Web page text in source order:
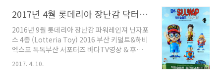
다어글리돌 1차 5종은 현재 출시되었고 ..
비인형 1개 경주카 1개 총2개를 받았습니다장난
게 선물(?)로 제공하고자 합니다 필자는 해피밀
세트 햄버거를 식사겸 맛나게 혼자 먹습니다 먹
고 찍고 선물하고1석 3조의 효과입니다 5월 해피
밀 장난감으로 강월드 반드시 돌아옵니다
2017년 4월 롯데리아 장난감 닥터슬럼프 피규어 4종(Lotteria Toy) 강월드
2016년 9월 롯데리아 장난감 파워레인져 닌자포
스 4종 (Lotteria Toy) 2016 부산 키덜트&하비
엑스포 톡톡부산 서포터즈 바다TV영상 & 후기
2016년 10월 맥도날드 해피밀 핀과 제이크의 어
드벤처 타임 (McDonald's Happy Meal Toy
2017. 4. 10.